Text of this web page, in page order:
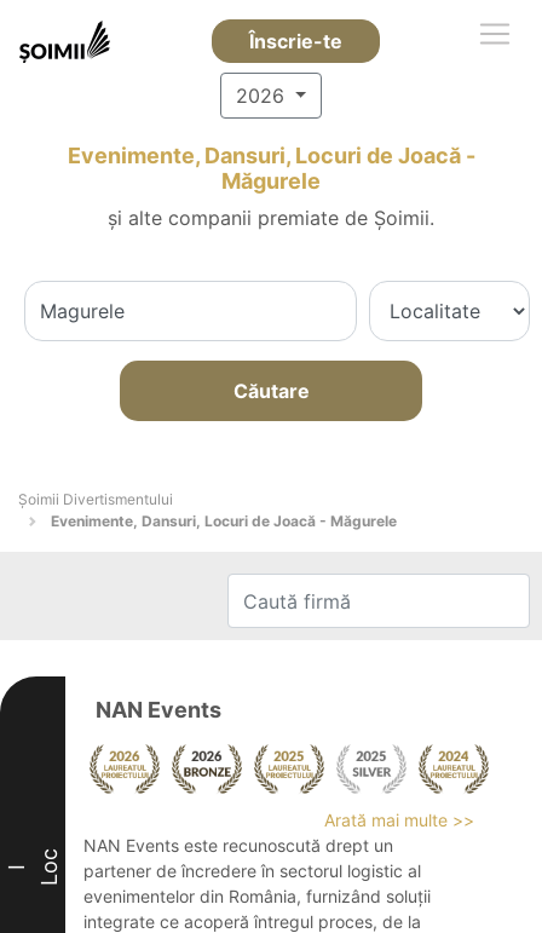
Înscrie-te
2026
Evenimente, Dansuri, Locuri de Joacă -
Măgurele
și alte companii premiate de Șoimii.
Căutare
Şoimii Divertismentului
Evenimente, Dansuri, Locuri de Joacă - Măgurele
I Loc
NAN Events
Arată mai multe >>
NAN Events este recunoscută drept un
partener de încredere în sectorul logistic al
evenimentelor din România, furnizând soluții
integrate ce acoperă întregul proces, de la